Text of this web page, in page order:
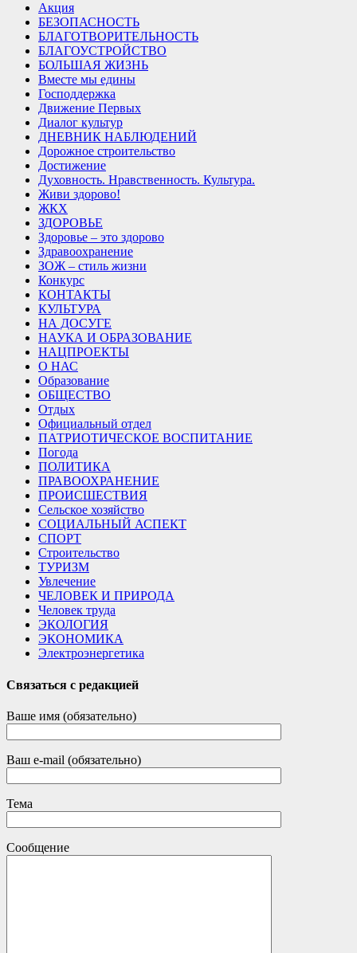
Акция
БЕЗОПАСНОСТЬ
БЛАГОТВОРИТЕЛЬНОСТЬ
БЛАГОУСТРОЙСТВО
БОЛЬШАЯ ЖИЗНЬ
Вместе мы едины
Господдержка
Движение Первых
Диалог культур
ДНЕВНИК НАБЛЮДЕНИЙ
Дорожное строительство
Достижение
Духовность. Нравственность. Культура.
Живи здорово!
ЖКХ
ЗДОРОВЬЕ
Здоровье – это здорово
Здравоохранение
ЗОЖ – стиль жизни
Конкурс
КОНТАКТЫ
КУЛЬТУРА
НА ДОСУГЕ
НАУКА И ОБРАЗОВАНИЕ
НАЦПРОЕКТЫ
О НАС
Образование
ОБЩЕСТВО
Отдых
Официальный отдел
ПАТРИОТИЧЕСКОЕ ВОСПИТАНИЕ
Погода
ПОЛИТИКА
ПРАВООХРАНЕНИЕ
ПРОИСШЕСТВИЯ
Сельское хозяйство
СОЦИАЛЬНЫЙ АСПЕКТ
СПОРТ
Строительство
ТУРИЗМ
Увлечение
ЧЕЛОВЕК И ПРИРОДА
Человек труда
ЭКОЛОГИЯ
ЭКОНОМИКА
Электроэнергетика
Связаться с редакцией
Ваше имя (обязательно)
Ваш e-mail (обязательно)
Тема
Сообщение